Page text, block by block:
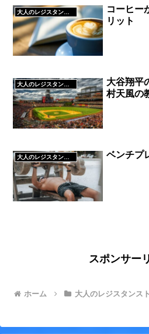
大人のレジスタンストレーニング
コーヒー
リット
大人のレジスタンストレーニング
大谷翔平
村天風の
大人のレジスタンストレーニング ベンチ
スポンサー
ホーム 大人のレジスタンス